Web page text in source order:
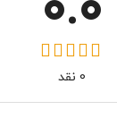
0 نقد